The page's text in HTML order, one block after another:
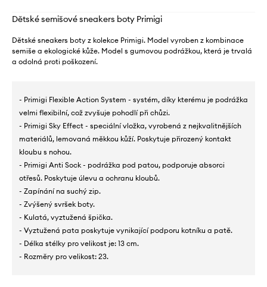
Dětské semišové sneakers boty Primigi
Dětské sneakers boty z kolekce Primigi. Model vyroben z kombinace
semiše a ekologické kůže. Model s gumovou podrážkou, která je trvalá
a odolná proti poškození.
- Primigi Flexible Action System - systém, díky kterému je podrážka
velmi flexibilní, což zvyšuje pohodlí při chůzi.
- Primigi Sky Effect - speciální vložka, vyrobená z nejkvalitnějších
materiálů, lemovaná měkkou kůží. Poskytuje přirozený kontakt
kloubu s nohou.
- Primigi Anti Sock - podrážka pod patou, podporuje absorci
otřesů. Poskytuje úlevu a ochranu kloubů.
- Zapínání na suchý zip.
- Zvýšený svršek boty.
- Kulatá, vyztužená špička.
- Vyztužená pata poskytuje vynikající podporu kotníku a patě.
- Délka stélky pro velikost je: 13 cm.
- Rozměry pro velikost: 23.